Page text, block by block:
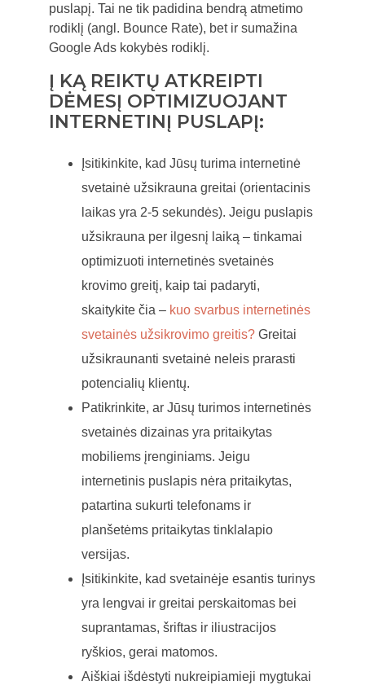
puslapį. Tai ne tik padidina bendrą atmetimo
rodiklį (angl. Bounce Rate), bet ir sumažina
Google Ads kokybės rodiklį.
Į KĄ REIKTŲ ATKREIPTI
DĖMESĮ OPTIMIZUOJANT
INTERNETINĮ PUSLAPĮ:
Įsitikinkite, kad Jūsų turima internetinė
svetainė užsikrauna greitai (orientacinis
laikas yra 2-5 sekundės). Jeigu puslapis
užsikrauna per ilgesnį laiką – tinkamai
optimizuoti internetinės svetainės
krovimo greitį, kaip tai padaryti,
skaitykite čia – kuo svarbus internetinės
svetainės užsikrovimo greitis? Greitai
užsikraunanti svetainė neleis prarasti
potencialių klientų.
Patikrinkite, ar Jūsų turimos internetinės
svetainės dizainas yra pritaikytas
mobiliems įrenginiams. Jeigu
internetinis puslapis nėra pritaikytas,
patartina sukurti telefonams ir
planšetėms pritaikytas tinklalapio
versijas.
Įsitikinkite, kad svetainėje esantis turinys
yra lengvai ir greitai perskaitomas bei
suprantamas, šriftas ir iliustracijos
ryškios, gerai matomos.
Aiškiai išdėstyti nukreipiamieji mygtukai